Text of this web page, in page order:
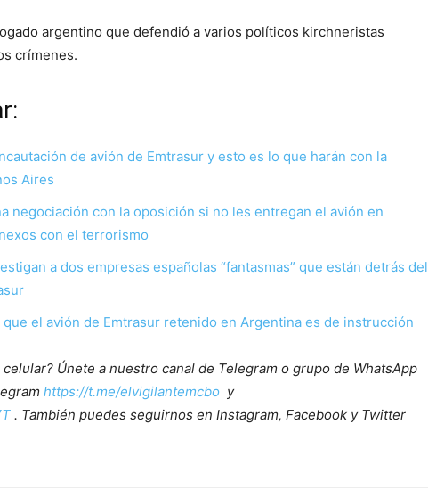
argentino que defendió a varios políticos kirchneristas
crímenes.
de avión de Emtrasur y esto es lo que harán con la
Aires
negociación con la oposición si no les entregan el avión en
con el terrorismo
a dos empresas españolas “fantasmas” que están detrás del
el avión de Emtrasur retenido en Argentina es de instrucción
Únete a nuestro canal de Telegram o grupo de WhatsApp
https://t.me/elvigilantemcbo y
. También puedes seguirnos en Instagram, Facebook y Twitter